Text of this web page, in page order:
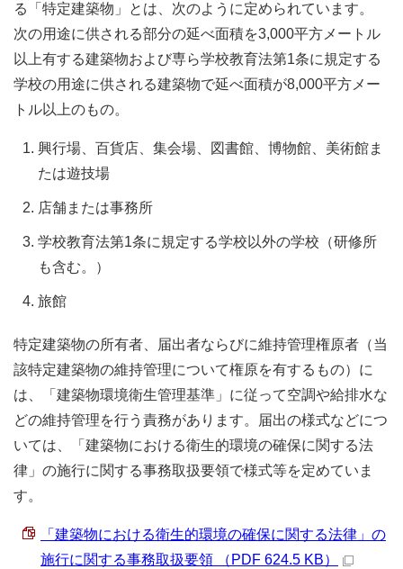
る「特定建築物」とは、次のように定められています。
次の用途に供される部分の延べ面積を3,000平方メートル
以上有する建築物および専ら学校教育法第1条に規定する
学校の用途に供される建築物で延べ面積が8,000平方メー
トル以上のもの。
興行場、百貨店、集会場、図書館、博物館、美術館ま
たは遊技場
店舗または事務所
学校教育法第1条に規定する学校以外の学校（研修所
も含む。）
旅館
特定建築物の所有者、届出者ならびに維持管理権原者（当
該特定建築物の維持管理について権原を有するもの）に
は、「建築物環境衛生管理基準」に従って空調や給排水な
どの維持管理を行う責務があります。届出の様式などにつ
いては、「建築物における衛生的環境の確保に関する法
律」の施行に関する事務取扱要領で様式等を定めていま
す。
「建築物における衛生的環境の確保に関する法律」の
施行に関する事務取扱要領 （PDF 624.5 KB）